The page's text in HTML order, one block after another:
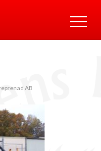
AB